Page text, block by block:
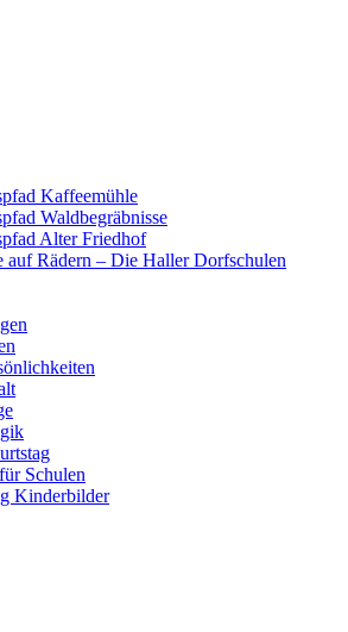
Kaffeemühle
Waldbegräbnisse
Alter Friedhof
auf Rädern – Die Haller Dorfschulen
Schulen
Kinderbilder